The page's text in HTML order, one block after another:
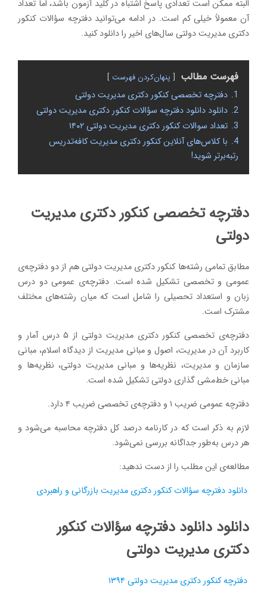
البته ممکن است تعدادی پاسخ اشتباه در کلید آزمون باشد، اما تعداد
آن معمولاً خیلی کم است. در ادامه می‌توانید دفترچه سؤالات کنکور
دکتری مدیریت دولتی سال‌های اخیر را دانلود کنید.
فهرست مطالب پنهان‌کردن فهرست
1. دفترچه تخصصی کنکور دکتری مدیریت دولتی
2. دانلود دانلود دفترچه سؤالات کنکور دکتری مدیریت دولتی
3. تعداد سوالات کنکور دکتری مدیریت دولتی ۱۴۰۲
4. با کلاس‌های آنلاین کنکور دکتری مدیریت کافه‌تدریس
رتبه‌برتر شوید!
دفترچه تخصصی کنکور دکتری مدیریت
دولتی
مطابق تمامی رشته‌ها کنکور دکتری مدیریت دولتی هم از دو دفترچه‌ی
عمومی و تخصصی تشکیل شده است. دفترچه‌ی عمومی دو درس
زبان و استعداد تحصیلی را شامل است که میان رشته‌های مختلف
مشترک است.
دفترچه‌ی تخصصی کنکور دکتری مدیریت دولتی از ۵ درس آمار و
کاربرد آن در مدیریت، اصول و مبانی مدیریت از دیدگاه اسلام، مبانی
سازمان و مدیریت، نظریه‌ها و مبانی مدیریت دولتی، نظریه‌ها و
مبانی خط‌مشی گذاری دولتی تشکیل شده است.
دفترچه عمومی ضریب ۱ و دفترچه‌ی تخصصی ضریب ۴ دارد.
لازم به ذکر است که در کارنامه درصد کل دفترچه محاسبه می‌شود و
هر درس به‌طور جداگانه بررسی نمی‌شود.
مطالعه‌ی این مطلب را از دست ندهید:
دانلود دفترچه سؤالات کنکور دکتری مدیریت بازرگانی و راهبردی
دانلود دانلود دفترچه سؤالات کنکور
دکتری مدیریت دولتی
دفترچه کنکور دکتری مدیریت دولتی ۱۳۹۴